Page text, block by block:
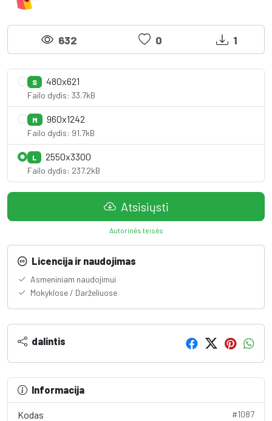
632 0 1
S 480x621
Failo dydis: 33.7kB
M 960x1242
Failo dydis: 91.7kB
L 2550x3300
Failo dydis: 237.2kB
Atsisiųsti
Autorinės teisės
Licencija ir naudojimas
Asmeniniam naudojimui
Mokyklose / Darželiuose
dalintis
Informacija
Kodas #1087